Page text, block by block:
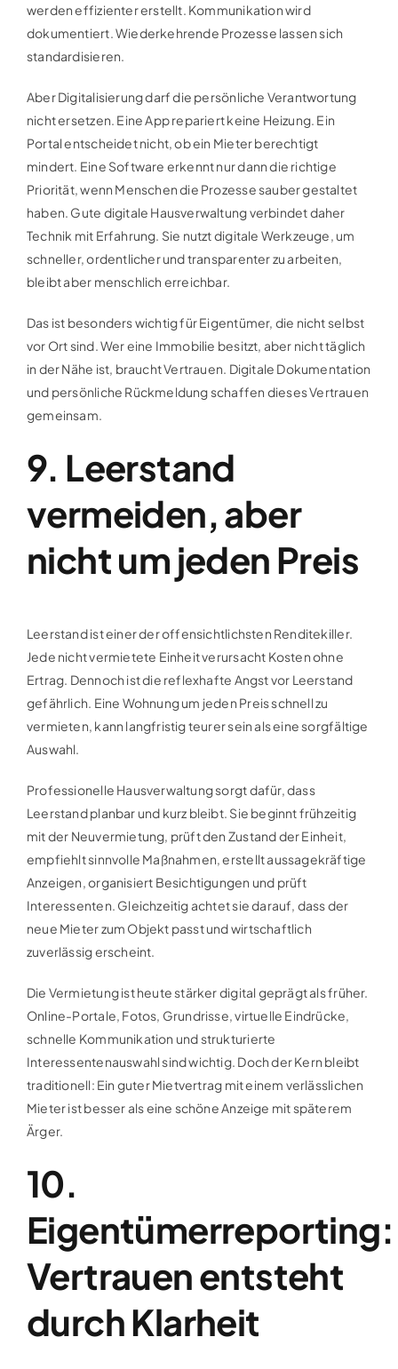
werden effizienter erstellt. Kommunikation wird
dokumentiert. Wiederkehrende Prozesse lassen sich
standardisieren.
Aber Digitalisierung darf die persönliche Verantwortung
nicht ersetzen. Eine App repariert keine Heizung. Ein
Portal entscheidet nicht, ob ein Mieter berechtigt
mindert. Eine Software erkennt nur dann die richtige
Priorität, wenn Menschen die Prozesse sauber gestaltet
haben. Gute digitale Hausverwaltung verbindet daher
Technik mit Erfahrung. Sie nutzt digitale Werkzeuge, um
schneller, ordentlicher und transparenter zu arbeiten,
bleibt aber menschlich erreichbar.
Das ist besonders wichtig für Eigentümer, die nicht selbst
vor Ort sind. Wer eine Immobilie besitzt, aber nicht täglich
in der Nähe ist, braucht Vertrauen. Digitale Dokumentation
und persönliche Rückmeldung schaffen dieses Vertrauen
gemeinsam.
9. Leerstand
vermeiden, aber
nicht um jeden Preis
Leerstand ist einer der offensichtlichsten Renditekiller.
Jede nicht vermietete Einheit verursacht Kosten ohne
Ertrag. Dennoch ist die reflexhafte Angst vor Leerstand
gefährlich. Eine Wohnung um jeden Preis schnell zu
vermieten, kann langfristig teurer sein als eine sorgfältige
Auswahl.
Professionelle Hausverwaltung sorgt dafür, dass
Leerstand planbar und kurz bleibt. Sie beginnt frühzeitig
mit der Neuvermietung, prüft den Zustand der Einheit,
empfiehlt sinnvolle Maßnahmen, erstellt aussagekräftige
Anzeigen, organisiert Besichtigungen und prüft
Interessenten. Gleichzeitig achtet sie darauf, dass der
neue Mieter zum Objekt passt und wirtschaftlich
zuverlässig erscheint.
Die Vermietung ist heute stärker digital geprägt als früher.
Online-Portale, Fotos, Grundrisse, virtuelle Eindrücke,
schnelle Kommunikation und strukturierte
Interessentenauswahl sind wichtig. Doch der Kern bleibt
traditionell: Ein guter Mietvertrag mit einem verlässlichen
Mieter ist besser als eine schöne Anzeige mit späterem
Ärger.
10.
Eigentümerreporting:
Vertrauen entsteht
durch Klarheit